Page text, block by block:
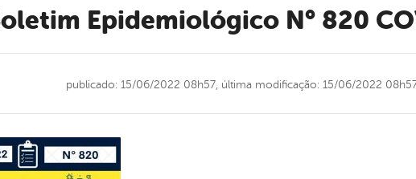
Boletim Epidemiológico N° 820
publicado: 15/06/2022 08h57, última modificação: 15/06/2022